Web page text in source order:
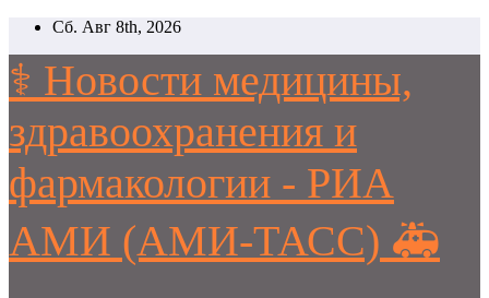
Перейти
содержимому
Сб. Авг 8th, 2026
⚕️ Новости медицины,
здравоохранения и
фармакологии - РИА
АМИ (АМИ-ТАСС) 🚑